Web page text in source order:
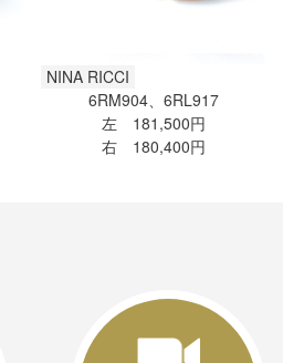
NINA RICCI
6RM904、6RL917
左 181,500円
右 180,400円